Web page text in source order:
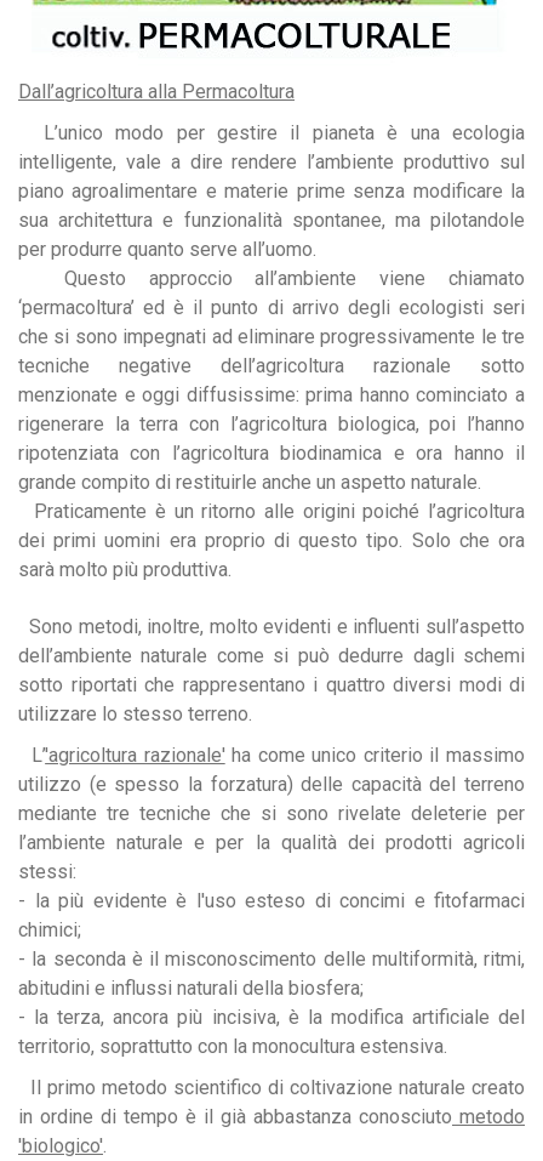
Dall’agricoltura alla Permacoltura
L’unico modo per gestire il pianeta è una ecologia
intelligente, vale a dire rendere l’ambiente produttivo sul
piano agroalimentare e materie prime senza modificare la
sua architettura e funzionalità spontanee, ma pilotandole
per produrre quanto serve all’uomo.
Questo approccio all’ambiente viene chiamato
‘permacoltura’ ed è il punto di arrivo degli ecologisti seri
che si sono impegnati ad eliminare progressivamente le tre
tecniche negative dell’agricoltura razionale sotto
menzionate e oggi diffusissime: prima hanno cominciato a
rigenerare la terra con l’agricoltura biologica, poi l’hanno
ripotenziata con l’agricoltura biodinamica e ora hanno il
grande compito di restituirle anche un aspetto naturale.
Praticamente è un ritorno alle origini poiché l’agricoltura
dei primi uomini era proprio di questo tipo. Solo che ora
sarà molto più produttiva.
Sono metodi, inoltre, molto evidenti e influenti sull’aspetto
dell’ambiente naturale come si può dedurre dagli schemi
sotto riportati che rappresentano i quattro diversi modi di
utilizzare lo stesso terreno.
L’'agricoltura razionale' ha come unico criterio il massimo
utilizzo (e spesso la forzatura) delle capacità del terreno
mediante tre tecniche che si sono rivelate deleterie per
l’ambiente naturale e per la qualità dei prodotti agricoli
stessi:
- la più evidente è l'uso esteso di concimi e fitofarmaci
chimici;
- la seconda è il misconoscimento delle multiformità, ritmi,
abitudini e influssi naturali della biosfera;
- la terza, ancora più incisiva, è la modifica artificiale del
territorio, soprattutto con la monocultura estensiva.
Il primo metodo scientifico di coltivazione naturale creato
in ordine di tempo è il già abbastanza conosciuto metodo
'biologico'